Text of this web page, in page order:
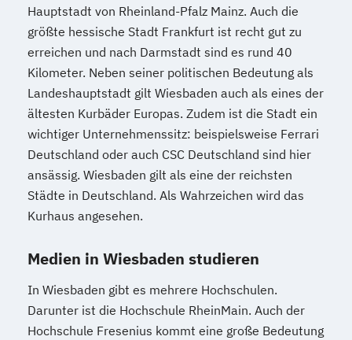
Hauptstadt von Rheinland-Pfalz Mainz. Auch die
größte hessische Stadt Frankfurt ist recht gut zu
erreichen und nach Darmstadt sind es rund 40
Kilometer. Neben seiner politischen Bedeutung als
Landeshauptstadt gilt Wiesbaden auch als eines der
ältesten Kurbäder Europas. Zudem ist die Stadt ein
wichtiger Unternehmenssitz: beispielsweise Ferrari
Deutschland oder auch CSC Deutschland sind hier
ansässig. Wiesbaden gilt als eine der reichsten
Städte in Deutschland. Als Wahrzeichen wird das
Kurhaus angesehen.
Medien in Wiesbaden studieren
In Wiesbaden gibt es mehrere Hochschulen.
Darunter ist die Hochschule RheinMain. Auch der
Hochschule Fresenius kommt eine große Bedeutung